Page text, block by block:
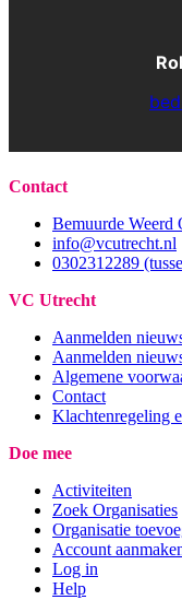
Contact
Bemuurde Weerd
info@vcutrecht.nl
0302312289
VC Utrecht
Aanmelden
Aanmelden
Algemene
Contact
Klachtenregeling
Doe mee
Activiteiten
Zoek Organisaties
Organisatie
Account
Log in
Help